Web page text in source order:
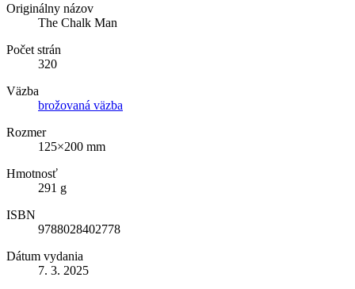
Originálny názov
The Chalk Man
Počet strán
320
Väzba
brožovaná väzba
Rozmer
125×200 mm
Hmotnosť
291 g
ISBN
9788028402778
Dátum vydania
7. 3. 2025